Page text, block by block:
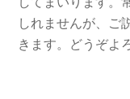
しれませんが、ご
きます。どうぞよ